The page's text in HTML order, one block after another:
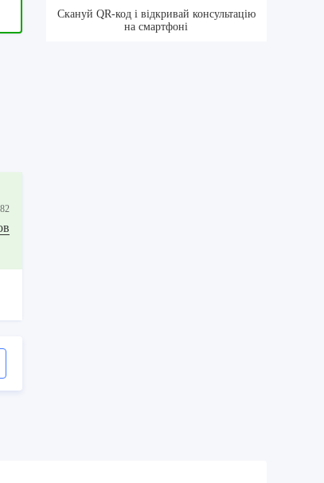
Скануй QR-код і відкривай консультацію
на смартфоні